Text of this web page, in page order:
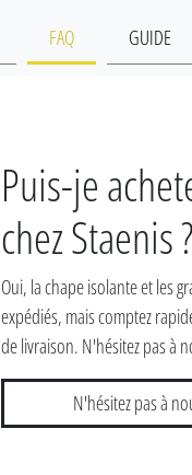
FAQ GUIDE
Puis-je
chez Staenis ?
Oui, la chape isolante et les
expédiés, mais comptez
de livraison. N'hésitez pas à
N'hésitez pas à